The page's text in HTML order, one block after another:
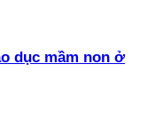
dục mầm non ở